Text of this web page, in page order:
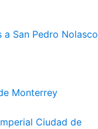
a San Pedro Nolasco
Monterrey
Ciudad de